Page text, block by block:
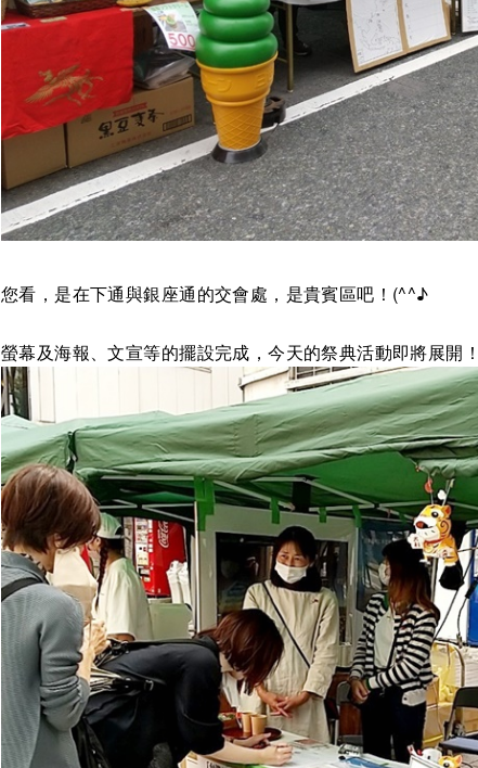
您看，是在下通與銀座通的交會處，是貴賓區吧！(^^♪
螢幕及海報、文宣等的擺設完成，今天的祭典活動即將展開